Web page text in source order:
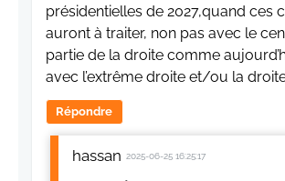
présidentielles de 2027,quand ces
auront à traiter, non pas avec le
partie de la droite comme
avec l’extrême droite et/ou la
Répondre
hassan 2025-06-25 16:25:17